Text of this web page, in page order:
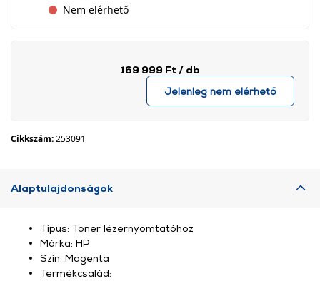
Nem elérhető
169 999 Ft / db
Jelenleg nem elérhető
Cikkszám:253091
Alaptulajdonságok
Típus: Toner lézernyomtatóhoz
Márka: HP
Szín: Magenta
Termékcsalád: